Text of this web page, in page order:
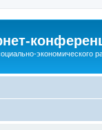
экономического